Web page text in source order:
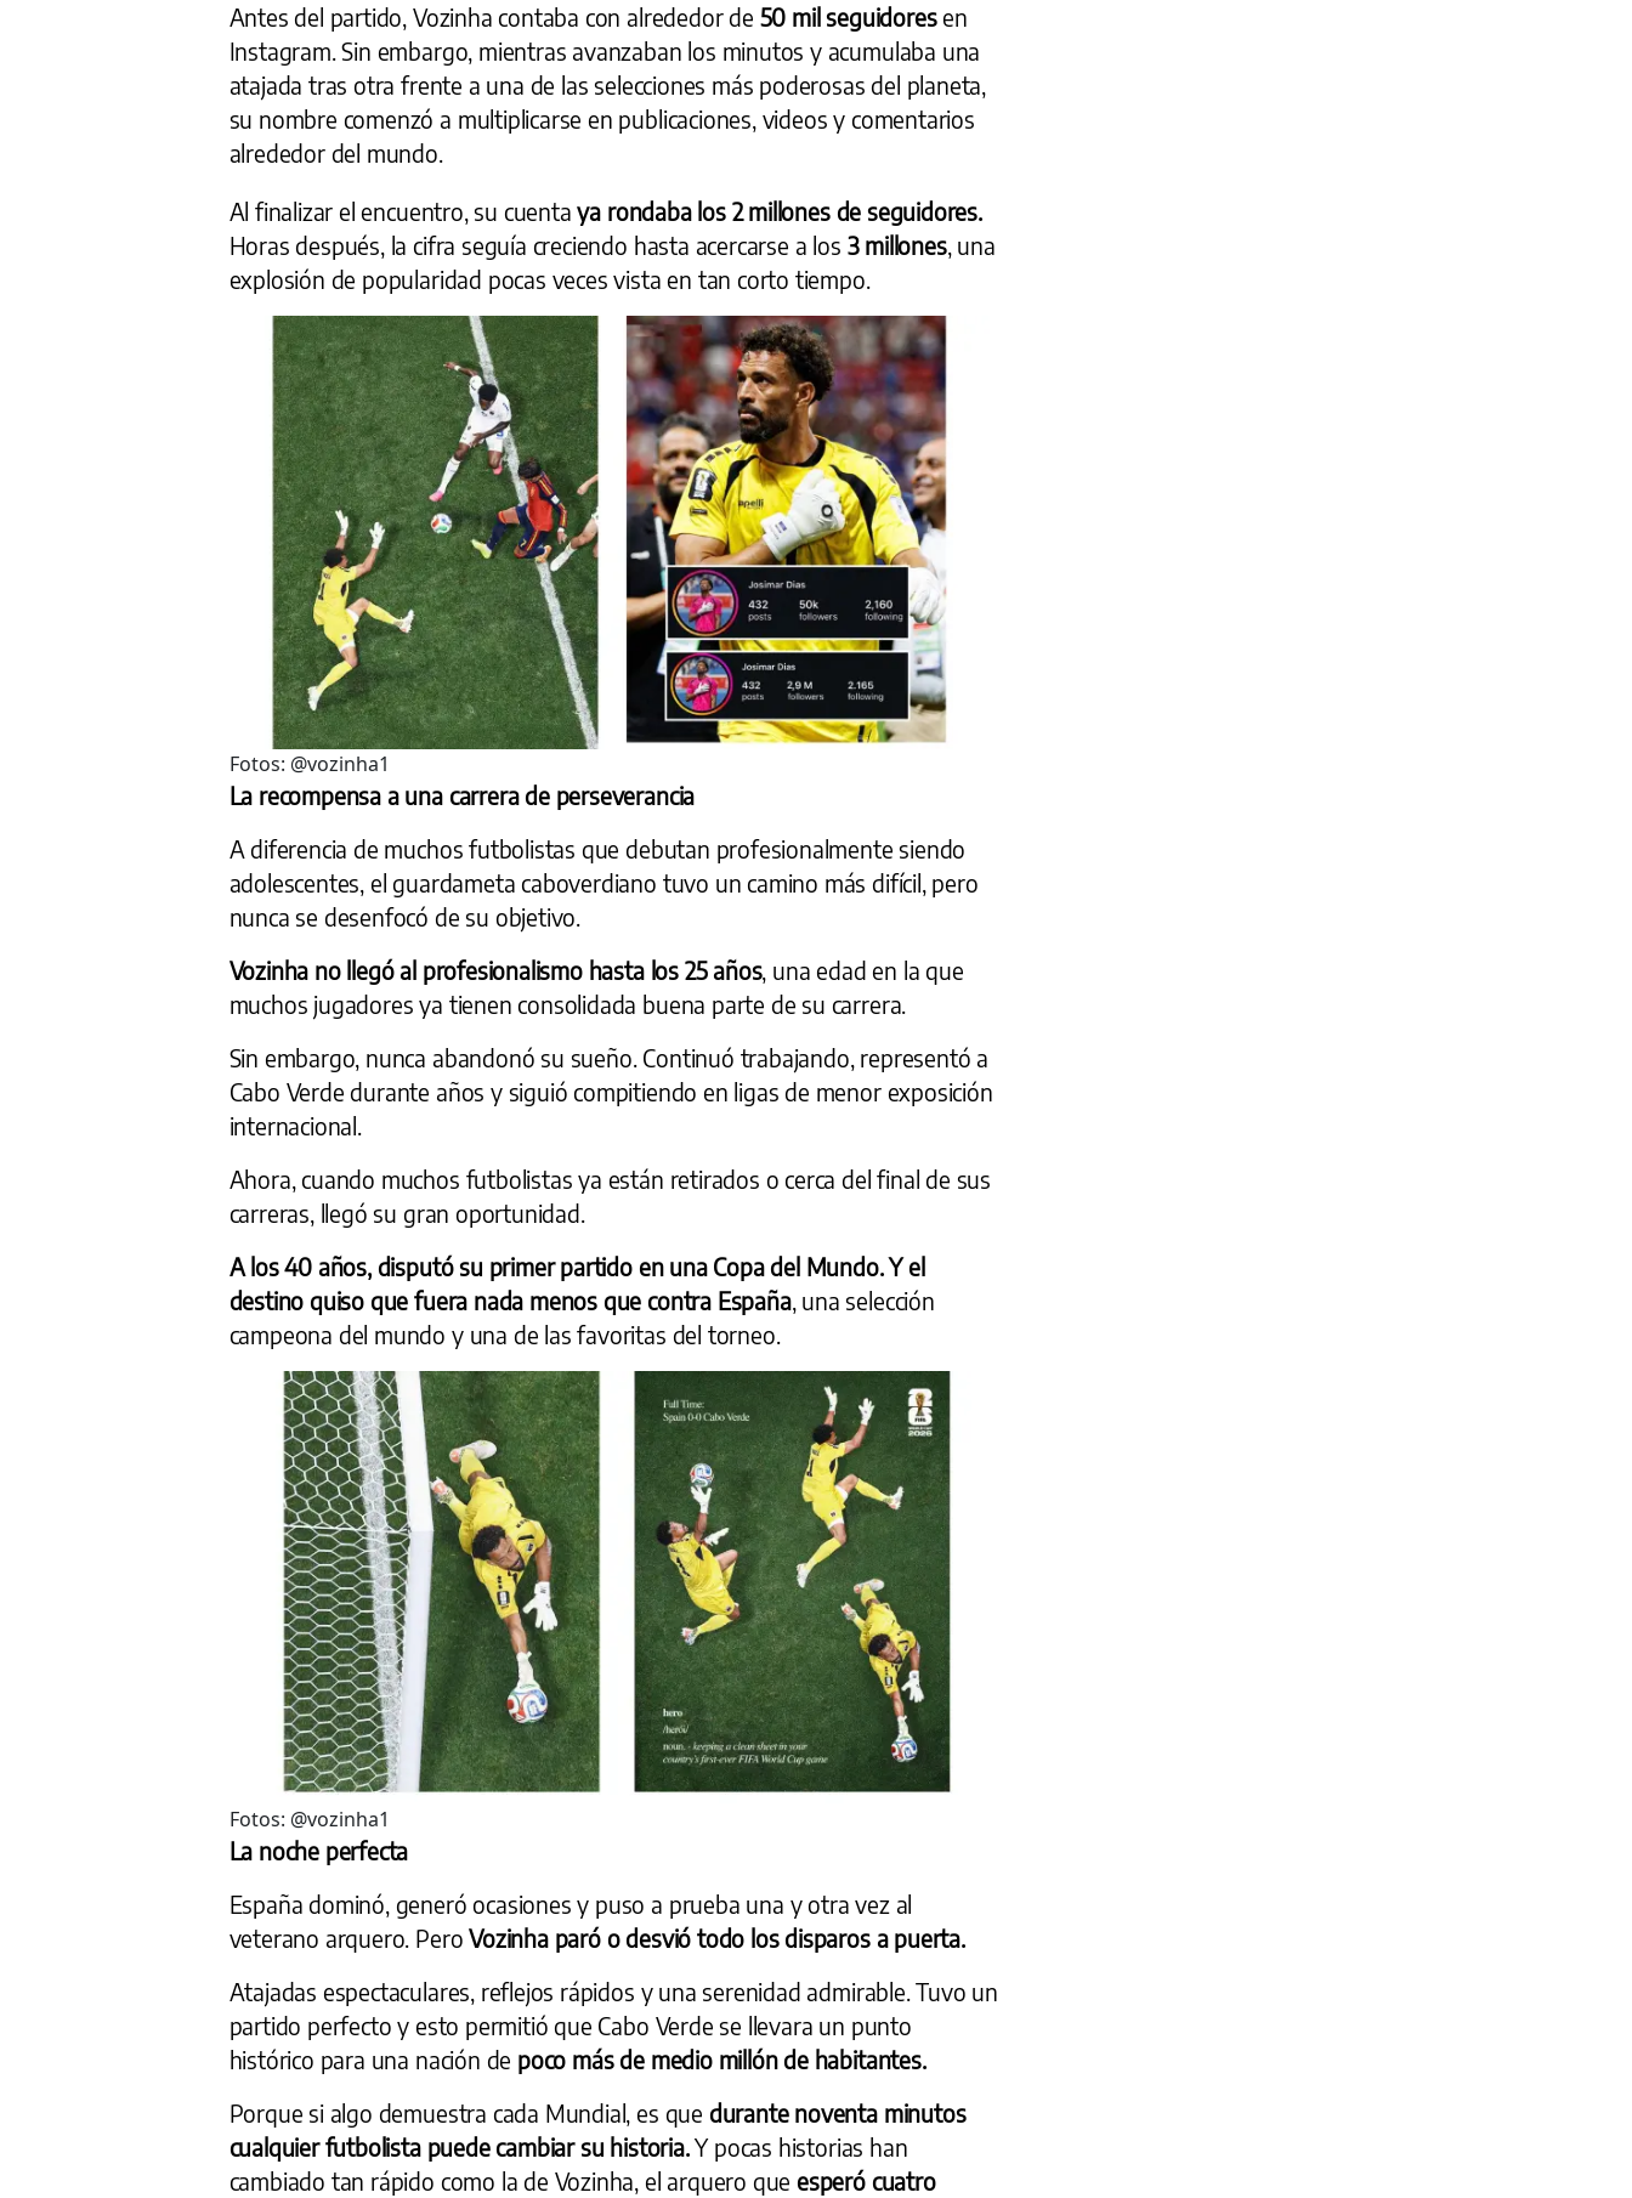
Antes del partido, Vozinha contaba con alrededor de 50 mil seguidoresen
Instagram. Sin embargo, mientras avanzaban los minutos y acumulaba una
atajada tras otra frente a una de las selecciones más poderosas del planeta,
su nombre comenzó a multiplicarse en publicaciones, videos y comentarios
alrededor del mundo.
Al finalizar el encuentro, su cuenta ya rondaba los 2 millones de seguidores.
Horas después, la cifra seguía creciendo hasta acercarse a los 3 millones, una
explosión de popularidad pocas veces vista en tan corto tiempo.
Fotos: @vozinha1
La recompensa a una carrera de perseverancia
A diferencia de muchos futbolistas que debutan profesionalmente siendo
adolescentes, el guardameta caboverdiano tuvo un camino más difícil, pero
nunca se desenfocó de su objetivo.
Vozinha no llegó al profesionalismo hasta los 25 años, una edad en la que
muchos jugadores ya tienen consolidada buena parte de su carrera.
Sin embargo, nunca abandonó su sueño. Continuó trabajando, representó a
Cabo Verde durante años y siguió compitiendo en ligas de menor exposición
internacional.
Ahora, cuando muchos futbolistas ya están retirados o cerca del final de sus
carreras, llegó su gran oportunidad.
A los 40 años, disputó su primer partido en una Copa del Mundo. Y el
destino quiso que fuera nada menos que contra España, una selección
campeona del mundo y una de las favoritas del torneo.
Fotos: @vozinha1
La noche perfecta
España dominó, generó ocasiones y puso a prueba una y otra vez al
veterano arquero. PeroVozinha paró o desvió todo los disparos a puerta.
Atajadas espectaculares, reflejos rápidos y una serenidad admirable. Tuvo un
partido perfecto y esto permitió que Cabo Verde se llevara un punto
histórico para una nación de poco más de medio millón de habitantes.
Porque si algo demuestra cada Mundial, es que durante noventa minutos
cualquier futbolista puede cambiar su historia.Y pocas historias han
cambiado tan rápido como la de Vozinha, el arquero que esperó cuatro